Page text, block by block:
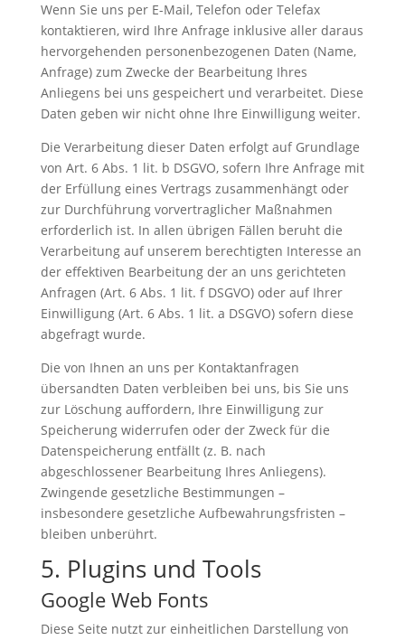
Wenn Sie uns per E-Mail, Telefon oder Telefax
kontaktieren, wird Ihre Anfrage inklusive aller daraus
hervorgehenden personenbezogenen Daten (Name,
Anfrage) zum Zwecke der Bearbeitung Ihres
Anliegens bei uns gespeichert und verarbeitet. Diese
Daten geben wir nicht ohne Ihre Einwilligung weiter.
Die Verarbeitung dieser Daten erfolgt auf Grundlage
von Art. 6 Abs. 1 lit. b DSGVO, sofern Ihre Anfrage mit
der Erfüllung eines Vertrags zusammenhängt oder
zur Durchführung vorvertraglicher Maßnahmen
erforderlich ist. In allen übrigen Fällen beruht die
Verarbeitung auf unserem berechtigten Interesse an
der effektiven Bearbeitung der an uns gerichteten
Anfragen (Art. 6 Abs. 1 lit. f DSGVO) oder auf Ihrer
Einwilligung (Art. 6 Abs. 1 lit. a DSGVO) sofern diese
abgefragt wurde.
Die von Ihnen an uns per Kontaktanfragen
übersandten Daten verbleiben bei uns, bis Sie uns
zur Löschung auffordern, Ihre Einwilligung zur
Speicherung widerrufen oder der Zweck für die
Datenspeicherung entfällt (z. B. nach
abgeschlossener Bearbeitung Ihres Anliegens).
Zwingende gesetzliche Bestimmungen –
insbesondere gesetzliche Aufbewahrungsfristen –
bleiben unberührt.
5. Plugins und Tools
Google Web Fonts
Diese Seite nutzt zur einheitlichen Darstellung von